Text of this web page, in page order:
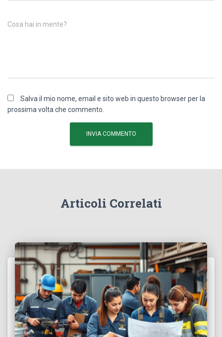
Cosa hai in mente?
Salva il mio nome, email e sito web in questo browser per la
prossima volta che commento.
Articoli Correlati